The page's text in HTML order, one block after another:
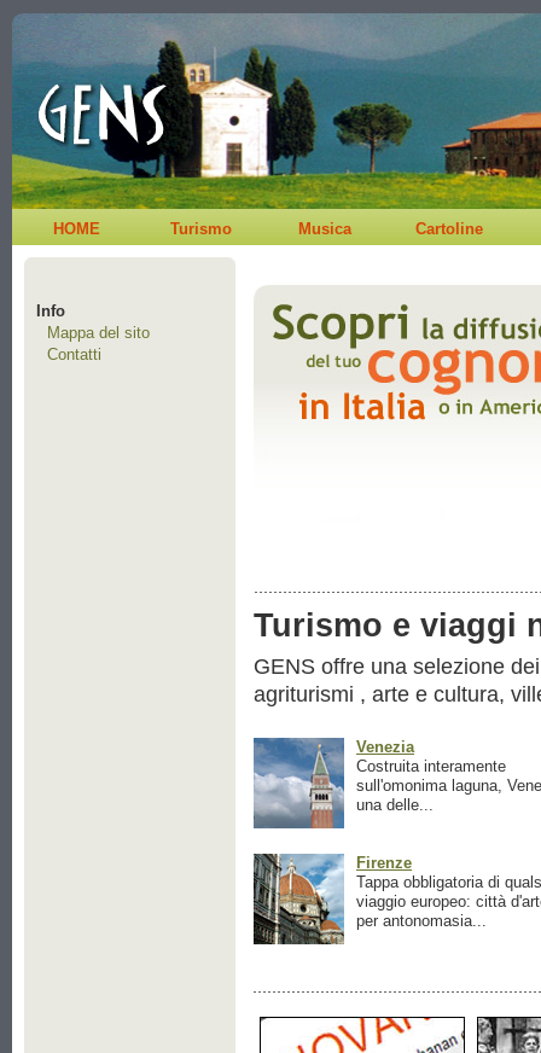
HOME Turismo Musica Cartoline
Info
Mappa del sito
Contatti
Turismo e viaggi
GENS offre una selezione
agriturismi , arte e cultura,
Venezia
Costruita interamente
sull'omonima laguna,
una delle...
Firenze
Tappa obbligatoria di
viaggio europeo: città
per antonomasia...